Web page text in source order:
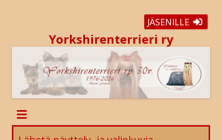
JÄSENILLE
Yorkshirenterrieri ry